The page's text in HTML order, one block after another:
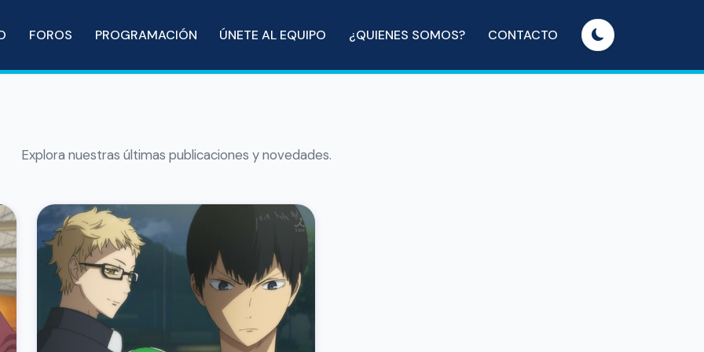
FOROS PROGRAMACIÓN ÚNETE AL EQUIPO ¿QUIENES SOMOS? CONTACTO
Explora nuestras últimas publicaciones y novedades.